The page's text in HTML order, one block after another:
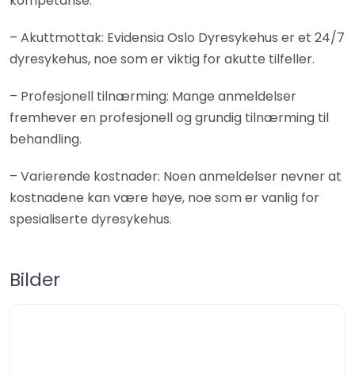
– Akuttmottak: Evidensia Oslo Dyresykehus er et 24/7
dyresykehus, noe som er viktig for akutte tilfeller.
– Profesjonell tilnærming: Mange anmeldelser
fremhever en profesjonell og grundig tilnærming til
behandling.
– Varierende kostnader: Noen anmeldelser nevner at
kostnadene kan være høye, noe som er vanlig for
spesialiserte dyresykehus.
Bilder